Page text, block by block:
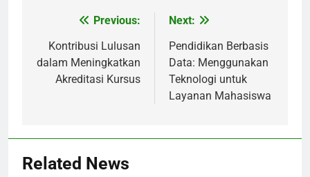
navigation
Previous:
Kontribusi Lulusan
dalam Meningkatkan
Akreditasi Kursus
Next:
Pendidikan Berbasis
Data: Menggunakan
Teknologi untuk
Layanan Mahasiswa
Related News